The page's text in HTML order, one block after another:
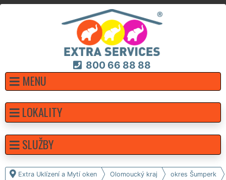
800 66 88 88
MENU
Extra Uklízení a Mytí oken Olomoucký kraj okres Šumperk
LOKALITY
SLUŽBY